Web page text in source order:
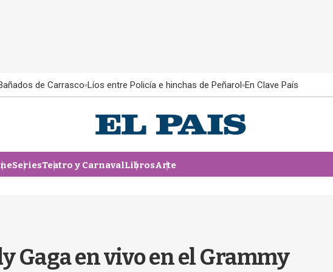
de Carrasco Líos entre Policía e hinchas de Peñarol En Clave País
SeriesTeatro y CarnavalLibrosArte
Gaga en vivo en el Grammy